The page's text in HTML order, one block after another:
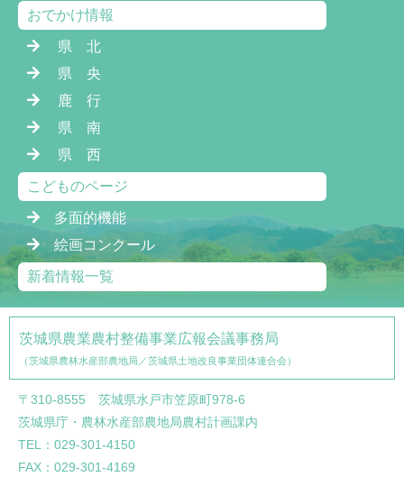
おでかけ情報
県 北
県 央
鹿 行
県 南
県 西
こどものページ
多面的機能
絵画コンクール
新着情報一覧
茨城県農業農村整備事業広報会議事務局
（茨城県農林水産部農地局／茨城県土地改良事業団体連合会）
〒310-8555 茨城県水戸市笠原町978-6
茨城県庁・農林水産部農地局農村計画課内
TEL：029-301-4150
FAX：029-301-4169